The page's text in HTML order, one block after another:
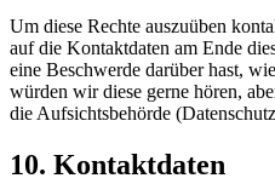
Um diese Rechte auszuüben
auf die Kontaktdaten am Ende
eine Beschwerde darüber hast,
würden wir diese gerne hören,
die Aufsichtsbehörde
10. Kontaktdaten